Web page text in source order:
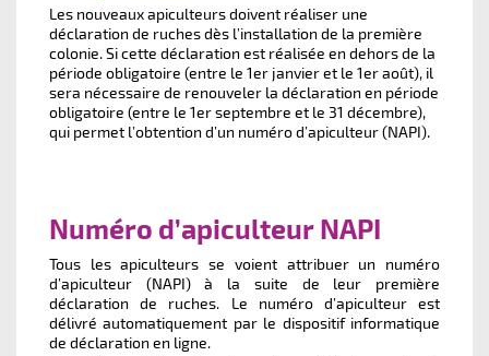
Les nouveaux apiculteurs doivent réaliser une
déclaration de ruches dès l’installation de la première
colonie. Si cette déclaration est réalisée en dehors de la
période obligatoire (entre le 1er janvier et le 1er août), il
sera nécessaire de renouveler la déclaration en période
obligatoire (entre le 1er septembre et le 31 décembre),
qui permet l’obtention d’un numéro d’apiculteur (NAPI).
Numéro d’apiculteur NAPI
Tous les apiculteurs se voient attribuer un numéro
d’apiculteur (NAPI) à la suite de leur première
déclaration de ruches. Le numéro d’apiculteur est
délivré automatiquement par le dispositif informatique
de déclaration en ligne.